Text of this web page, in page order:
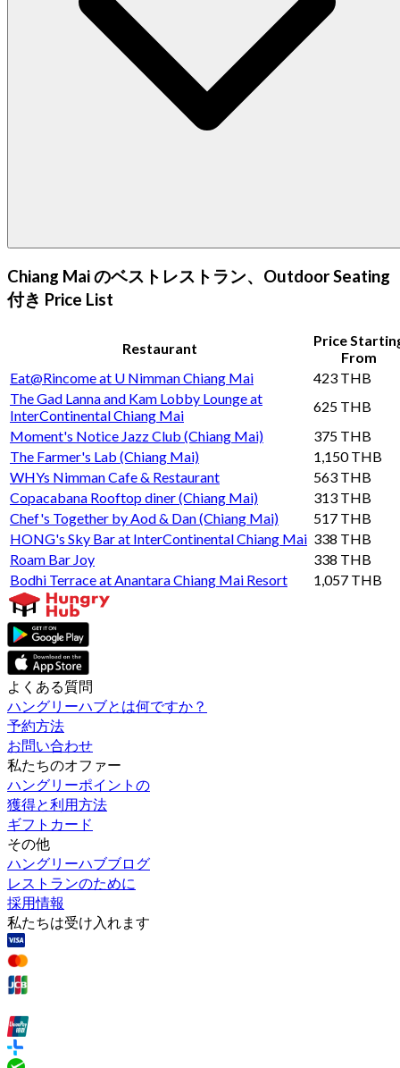
Chiang Mai のベストレストラン、Outdoor Seating
付き Price List
Restaurant
Price
From
Eat@Rincome at U Nimman Chiang Mai
423 THB
The Gad Lanna and Kam Lobby Lounge at
InterContinental Chiang Mai
625 THB
Moment's Notice Jazz Club (Chiang Mai)
375 THB
The Farmer's Lab (Chiang Mai)
1,150 THB
WHYs Nimman Cafe & Restaurant
563 THB
Copacabana Rooftop diner (Chiang Mai)
313 THB
Chef's Together by Aod & Dan (Chiang Mai)
517 THB
HONG's Sky Bar at InterContinental Chiang Mai 338 THB
Roam Bar Joy
338 THB
Bodhi Terrace at Anantara Chiang Mai Resort
1,057 THB
よくある質問
ハングリーハブとは何ですか？
予約方法
お問い合わせ
私たちのオファー
ハングリーポイントの
獲得と利用方法
ギフトカード
その他
ハングリーハブブログ
レストランのために
採用情報
私たちは受け入れます